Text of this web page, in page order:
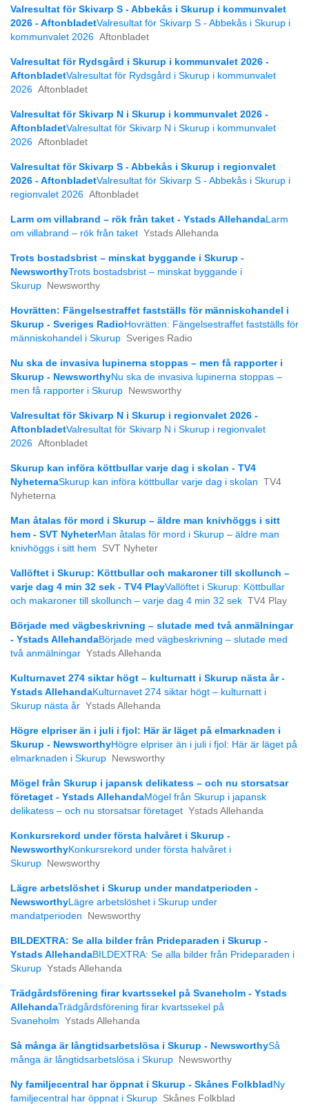
Valresultat för Skivarp S - Abbekås i Skurup i kommunvalet
2026 - AftonbladetValresultat för Skivarp S - Abbekås i Skurup i
kommunvalet 2026 Aftonbladet
Valresultat för Rydsgård i Skurup i kommunvalet 2026 -
AftonbladetValresultat för Rydsgård i Skurup i kommunvalet
2026 Aftonbladet
Valresultat för Skivarp N i Skurup i kommunvalet 2026 -
AftonbladetValresultat för Skivarp N i Skurup i kommunvalet
2026 Aftonbladet
Valresultat för Skivarp S - Abbekås i Skurup i regionvalet
2026 - AftonbladetValresultat för Skivarp S - Abbekås i Skurup i
regionvalet 2026 Aftonbladet
Larm om villabrand – rök från taket - Ystads AllehandaLarm
om villabrand – rök från taket Ystads Allehanda
Trots bostadsbrist – minskat byggande i Skurup -
NewsworthyTrots bostadsbrist – minskat byggande i
Skurup
Newsworthy
Hovrätten: Fängelsestraffet fastställs för människohandel i
Skurup - Sveriges Radio Hovrätten: Fängelsestraffet fastställs för
människohandel i Skurup Sveriges Radio
Nu ska de invasiva lupinerna stoppas – men få rapporter i
Skurup - NewsworthyNu ska de invasiva lupinerna stoppas –
men få rapporter i Skurup
Newsworthy
Valresultat för Skivarp N i Skurup i regionvalet 2026 -
AftonbladetValresultat för Skivarp N i Skurup i regionvalet
2026 Aftonbladet
Skurup kan införa köttbullar varje dag i skolan - TV4
NyheternaSkurup kan införa köttbullar varje dag i skolan TV4
Nyheterna
Man åtalas för mord i Skurup – äldre man knivhöggs i sitt
hem - SVT NyheterMan åtalas för mord i Skurup – äldre man
knivhöggs i sitt hem
SVT Nyheter
Vallöftet i Skurup: Köttbullar och makaroner till skollunch –
varje dag 4 min 32 sek - TV4 PlayVallöftet i Skurup: Köttbullar
och makaroner till skollunch – varje dag 4 min 32 sek TV4 Play
Började med vägbeskrivning – slutade med två anmälningar
- Ystads AllehandaBörjade med vägbeskrivning – slutade med
två anmälningar Ystads Allehanda
Kulturnavet 274 siktar högt – kulturnatt i Skurup nästa år -
Ystads AllehandaKulturnavet 274 siktar högt – kulturnatt i
Skurup nästa år Ystads Allehanda
Högre elpriser än i juli i fjol: Här är läget på elmarknaden i
Skurup - NewsworthyHögre elpriser än i juli i fjol: Här är läget på
elmarknaden i Skurup
Newsworthy
Mögel från Skurup i japansk delikatess – och nu storsatsar
företaget - Ystads AllehandaMögel från Skurup i japansk
delikatess – och nu storsatsar företaget Ystads Allehanda
Konkursrekord under första halvåret i Skurup -
NewsworthyKonkursrekord under första halvåret i
Skurup
Newsworthy
Lägre arbetslöshet i Skurup under mandatperioden -
NewsworthyLägre arbetslöshet i Skurup under
mandatperioden
Newsworthy
BILDEXTRA: Se alla bilder från Prideparaden i Skurup -
Ystads AllehandaBILDEXTRA: Se alla bilder från Prideparaden i
Skurup Ystads Allehanda
Trädgårdsförening firar kvartssekel på Svaneholm - Ystads
AllehandaTrädgårdsförening firar kvartssekel på
Svaneholm Ystads Allehanda
Så många är långtids­arbetslösa i Skurup - NewsworthySå
många är långtids­arbetslösa i Skurup
Newsworthy
Ny familjecentral har öppnat i Skurup - Skånes Folkblad Ny
familjecentral har öppnat i Skurup Skånes Folkblad